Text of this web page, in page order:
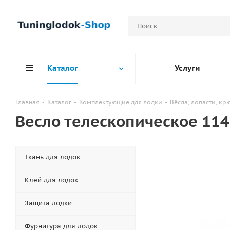
Каталог Услуги
Главная - Каталог - Комплектующие для лодки - Вёсла, лопасти,
Весло телескопическое
Ткань для лодок
Клей для лодок
Защита лодки
Фурнитура для лодок